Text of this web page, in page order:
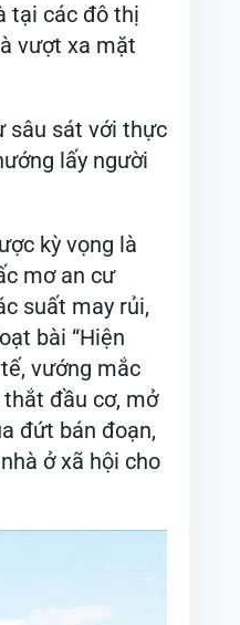
tại các đô thị
vượt xa mặt
sâu sát với thực
lấy người
kỳ vọng là
mơ an cư
suất may rủi,
bài “Hiện
vướng mắc
đầu cơ, mở
đứt bán đoạn,
ở xã hội cho